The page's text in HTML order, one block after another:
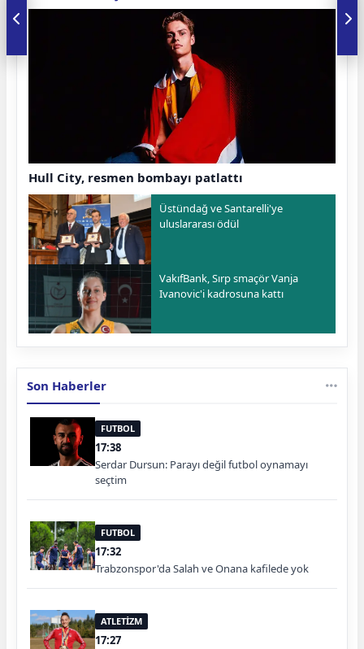
Hull City, resmen bombayı patlattı
Üstündağ ve Santarelli'ye
uluslararası ödül
VakıfBank, Sırp smaçör Vanja
Ivanovic'i kadrosuna kattı
Son Haberler
FUTBOL
17:38
Serdar Dursun: Parayı değil futbol oynamayı
seçtim
FUTBOL
17:32
Trabzonspor'da Salah ve Onana kafilede yok
ATLETİZM
17:27